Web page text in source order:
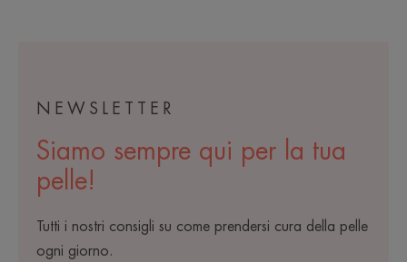
NEWSLETTER
Siamo sempre qui per la tua
pelle!
Tutti i nostri consigli su come prendersi cura della pelle
ogni giorno.